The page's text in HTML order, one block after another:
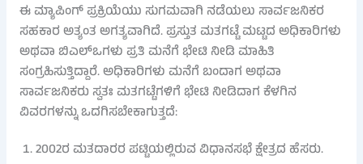
ಈ ಮ್ಯಾಪಿಂಗ್ ಪ್ರಕ್ರಿಯೆಯು ಸುಗಮವಾಗಿ ನಡೆಯಲು ಸಾರ್ವಜನಿಕರ
ಸಹಕಾರ ಅತ್ಯಂತ ಅಗತ್ಯವಾಗಿದೆ. ಪ್ರಸ್ತುತ ಮತಗಟ್ಟೆ ಮಟ್ಟದ ಅಧಿಕಾರಿಗಳು
ಅಥವಾ ಬಿಎಲ್ಒಗಳು ಪ್ರತಿ ಮನೆಗೆ ಭೇಟಿ ನೀಡಿ ಮಾಹಿತಿ
ಸಂಗ್ರಹಿಸುತ್ತಿದ್ದಾರೆ. ಅಧಿಕಾರಿಗಳು ಮನೆಗೆ ಬಂದಾಗ ಅಥವಾ
ಸಾರ್ವಜನಿಕರು ಸ್ವತಃ ಮತಗಟ್ಟೆಗಳಿಗೆ ಭೇಟಿ ನೀಡಿದಾಗ ಕೆಳಗಿನ
ವಿವರಗಳನ್ನು ಒದಗಿಸಬೇಕಾಗುತ್ತದೆ:
2002ರ ಮತದಾರರ ಪಟ್ಟಿಯಲ್ಲಿರುವ ವಿಧಾನಸಭೆ ಕ್ಷೇತ್ರದ ಹೆಸರು.